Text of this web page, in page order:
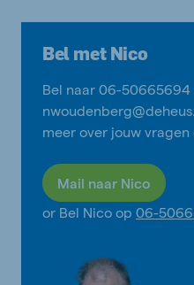
Bel met Nico
Bel naar 06-
meer over jouw
Mail naar Nico
or Bel Nico op 06-